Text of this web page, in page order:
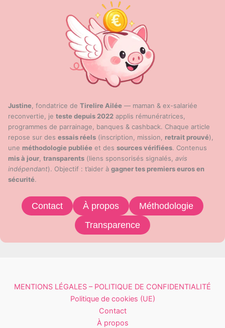
Justine, fondatrice de Tirelire Ailée — maman & ex-salariée
reconvertie, je teste depuis 2022 applis rémunératrices,
programmes de parrainage, banques & cashback. Chaque article
repose sur des essais réels (inscription, mission, retrait prouvé),
une méthodologie publiée et des sources vérifiées. Contenus
mis à jour, transparents (liens sponsorisés signalés, avis
indépendant). Objectif : t’aider à gagner tes premiers euros en
sécurité.
Contact À propos
Méthodologie
Transparence
MENTIONS LÉGALES – POLITIQUE DE CONFIDENTIALITÉ
Politique de cookies (UE)
Contact
À propos